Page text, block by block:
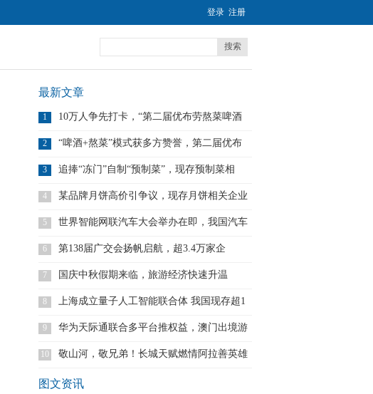
登录 注册
搜索
最新文章
1 10万人争先打卡，“第二届优布劳熬菜啤酒
2 “啤酒+熬菜”模式获多方赞誉，第二届优布
3 追捧“冻门”自制“预制菜”，现存预制菜相
4
某品牌月饼高价引争议，现存月饼相关企业
超
5
世界智能网联汽车大会举办在即，我国汽车
相
6 第138届广交会扬帆启航，超3.4万家企
7 国庆中秋假期来临，旅游经济快速升温
8 上海成立量子人工智能联合体 我国现存超1
9
华为天际通联合多平台推权益，澳门出境游
10
敬山河，敬兄弟！长城天赋燃情阿拉善英雄
图文资讯